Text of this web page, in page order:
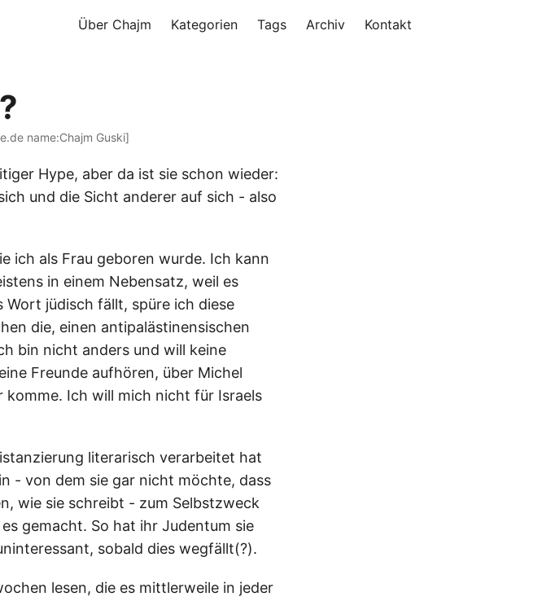
Über Chajm Kategorien Tags Archiv Kontakt
name:Chajm Guski]
Hype, aber da ist sie schon wieder:
und die Sicht anderer auf sich - also
ich als Frau geboren wurde. Ich kann
in einem Nebensatz, weil es
jüdisch fällt, spüre ich diese
die, einen antipalästinensischen
bin nicht anders und will keine
Freunde aufhören, über Michel
komme. Ich will mich nicht für Israels
literarisch verarbeitet hat
- von dem sie gar nicht möchte, dass
wie sie schreibt - zum Selbstzweck
gemacht. So hat ihr Judentum sie
sobald dies wegfällt(?).
lesen, die es mittlerweile in jeder